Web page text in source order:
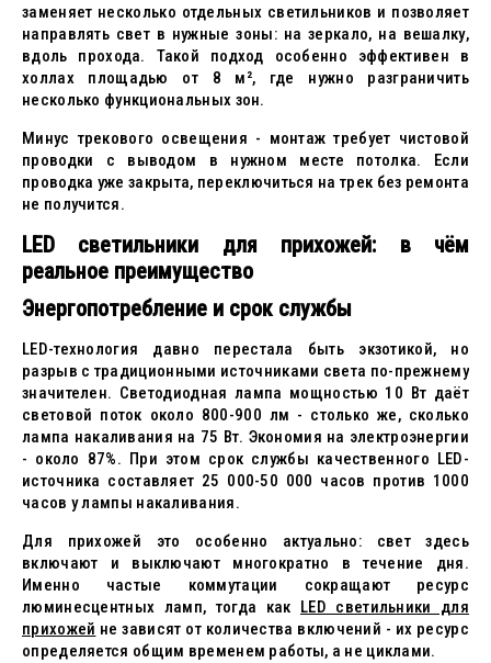
заменяет несколько отдельных светильников и позволяет
направлять свет в нужные зоны: на зеркало, на вешалку,
вдоль прохода. Такой подход особенно эффективен в
холлах площадью от 8 м², где нужно разграничить
несколько функциональных зон.
Минус трекового освещения - монтаж требует чистовой
проводки с выводом в нужном месте потолка. Если
проводка уже закрыта, переключиться на трек без ремонта
не получится.
LED светильники для прихожей: в чём
реальное преимущество
Энергопотребление и срок службы
LED-технология давно перестала быть экзотикой, но
разрыв с традиционными источниками света по-прежнему
значителен. Светодиодная лампа мощностью 10 Вт даёт
световой поток около 800-900 лм - столько же, сколько
лампа накаливания на 75 Вт. Экономия на электроэнергии
- около 87%. При этом срок службы качественного LED-
источника составляет 25 000-50 000 часов против 1000
часов у лампы накаливания.
Для прихожей это особенно актуально: свет здесь
включают и выключают многократно в течение дня.
Именно частые коммутации сокращают ресурс
люминесцентных ламп, тогда как LED светильники для
прихожей не зависят от количества включений - их ресурс
определяется общим временем работы, а не циклами.